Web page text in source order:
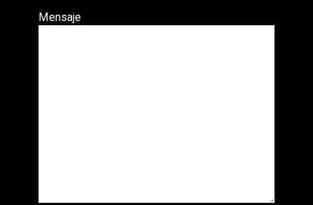
Mensaje